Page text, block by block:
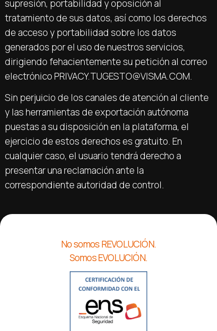
supresión, portabilidad y oposición al
tratamiento de sus datos, así como los derechos
de acceso y portabilidad sobre los datos
generados por el uso de nuestros servicios,
dirigiendo fehacientemente su petición al correo
electrónico PRIVACY.TUGESTO@VISMA.COM.
Sin perjuicio de los canales de atención al cliente
y las herramientas de exportación autónoma
puestas a su disposición en la plataforma, el
ejercicio de estos derechos es gratuito. En
cualquier caso, el usuario tendrá derecho a
presentar una reclamación ante la
correspondiente autoridad de control.
No somos REVOLUCIÓN.
Somos EVOLUCIÓN.